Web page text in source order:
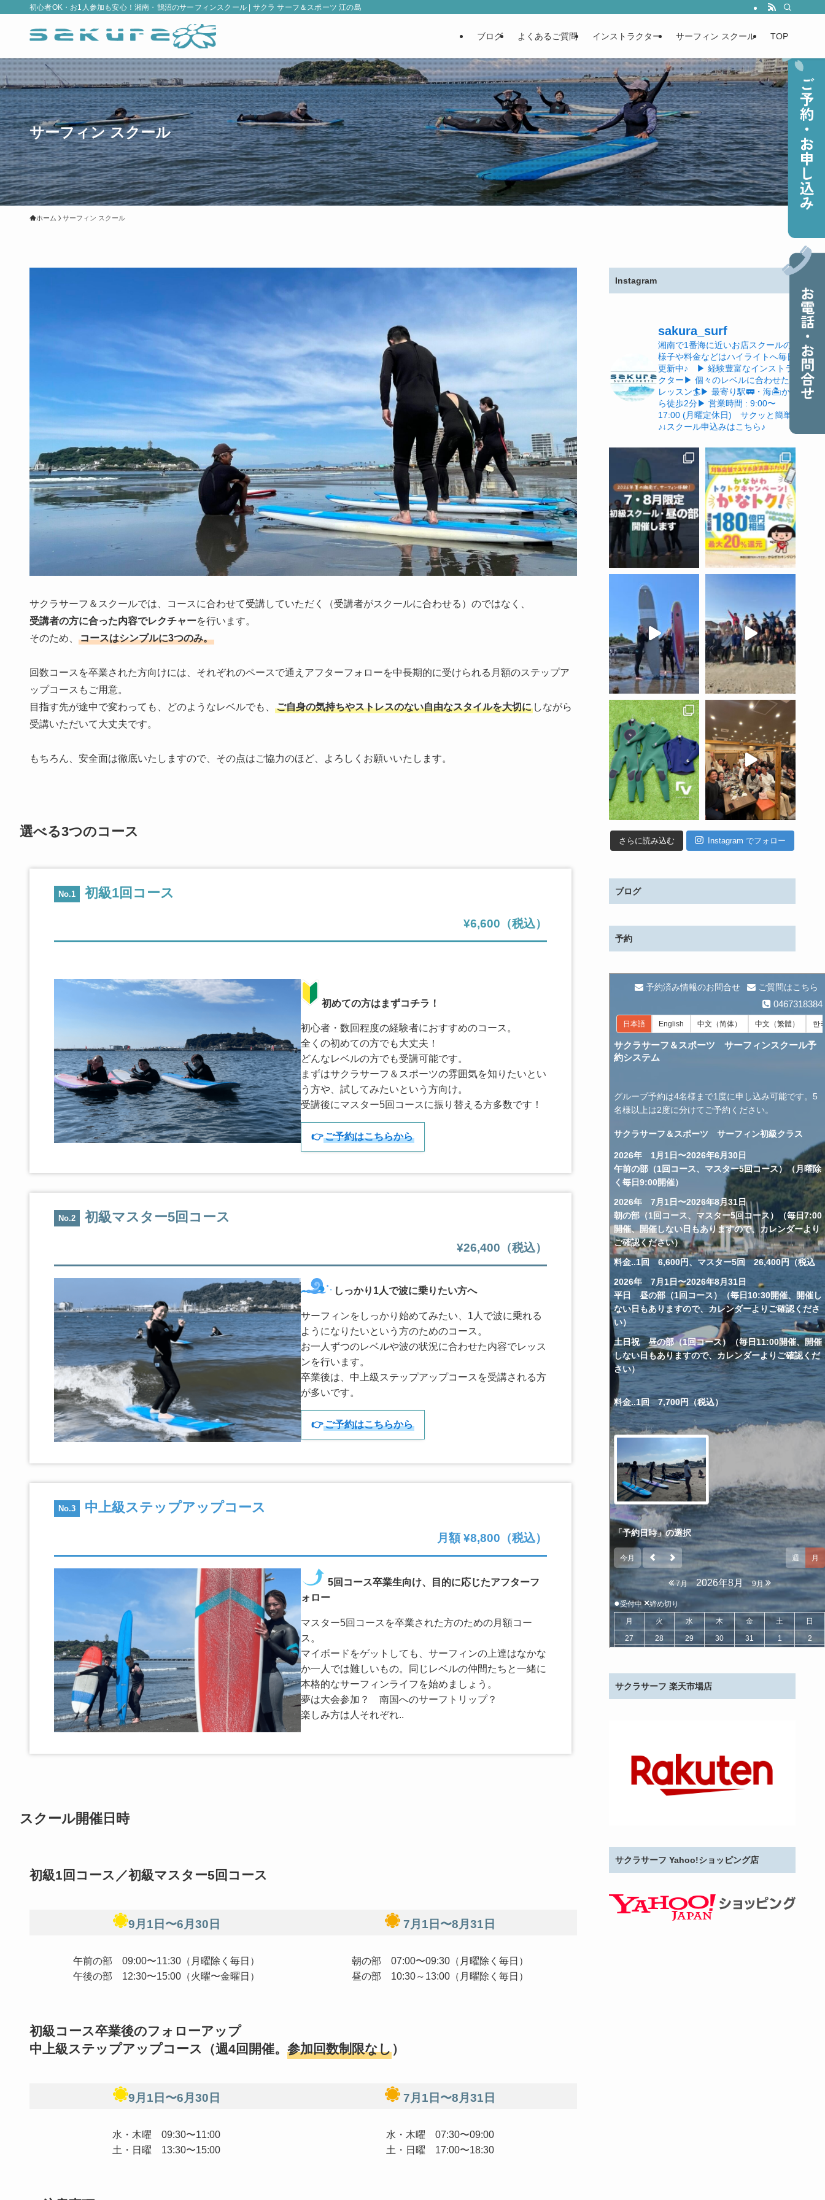
初心者OK・お1人参加も安心！湘南・鵠沼のサーフィンスクール | サクラ サーフ＆スポーツ 江の島
ブログ よくあるご質問 インストラクター サーフィン スクール TOP
サーフィン スクール
ホーム サーフィン スクール
サクラサーフ＆スクールでは、コースに合わせて受講していただく（受講者がスクールに合わせる）のではなく、
受講者の方に合った内容でレクチャーを行います。
そのため、
コースはシンプルに3つのみ。
回数コースを卒業された方向けには、それぞれのペースで通えアフターフォローを中長期的に受けられる月額のステップア
ップコースもご用意。
目指す先が途中で変わっても、どのようなレベルでも、
ご自身の気持ちやストレスのない自由なスタイルを大切に しながら
受講いただいて大丈夫です。
もちろん、安全面は徹底いたしますので、その点はご協力のほど、よろしくお願いいたします。
選べる3つのコース
初級1回コース
¥6,600（税込）
初めての方はまずコチラ！
初心者・数回程度の経験者におすすめのコース。
全くの初めての方でも大丈夫！
どんなレベルの方でも受講可能です。
まずはサクラサーフ＆スポーツの雰囲気を知りたいとい
う方や、試してみたいという方向け。
受講後にマスター5回コースに振り替える方多数です！
👉ご予約はこちらから
初級マスター5回コース
¥26,400（税込）
しっかり1人で波に乗りたい方へ
サーフィンをしっかり始めてみたい、1人で波に乗れる
ようになりたいという方のためのコース。
お一人ずつのレベルや波の状況に合わせた内容でレッス
ンを行います。
卒業後は、中上級ステップアップコースを受講される方
が多いです。
👉ご予約はこちらから
中上級ステップアップコース
月額 ¥8,800（税込）
5回コース卒業生向け、目的に応じたアフターフ
ォロー
マスター5回コースを卒業された方のための月額コー
ス。
マイボードをゲットしても、サーフィンの上達はなかな
か一人では難しいもの。同じレベルの仲間たちと一緒に
本格的なサーフィンライフを始めましょう。
夢は大会参加？ 南国へのサーフトリップ？
楽しみ方は人それぞれ..
スクール開催日時
初級1回コース／初級マスター5回コース
9月1日〜6月30日
午前の部 09:00〜11:30（月曜除く毎日）
午後の部 12:30〜15:00（火曜〜金曜日）
7月1日〜8月31日
朝の部 07:00〜09:30（月曜除く毎日）
昼の部 10:30～13:00（月曜除く毎日）
初級コース卒業後のフォローアップ
中上級ステップアップコース（週4回開催。 参加回数制限なし）
9月1日〜6月30日
水・木曜 09:30〜11:00
土・日曜 13:30〜15:00
7月1日〜8月31日
水・木曜 07:30〜09:00
土・日曜 17:00〜18:30
Instagram
sakura_surf
湘南で1番海に近いお店スクールの
様子や料金などはハイライトへ毎日
更新中♪
▶︎ 経験豊富なインストラ
クター▶︎ 個々のレベルに合わせた
レッスン🏄▶︎ 最寄り駅🚃・海🏝️か
ら徒歩2分▶︎ 営業時間 : 9:00〜
17:00 (月曜定休日)
サクッと簡単
♪↓スクール申込みはこちら♪
さらに読み込む Instagram でフォロー
ブログ
予約
サクラサーフ 楽天市場店
サクラサーフ Yahoo!ショッピング店